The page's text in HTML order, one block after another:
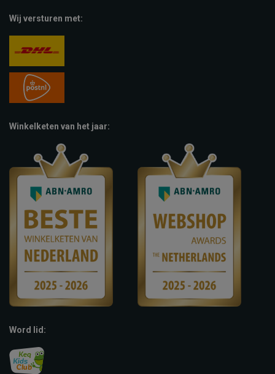
Wij versturen met:
Winkelketen van het jaar:
Word lid: